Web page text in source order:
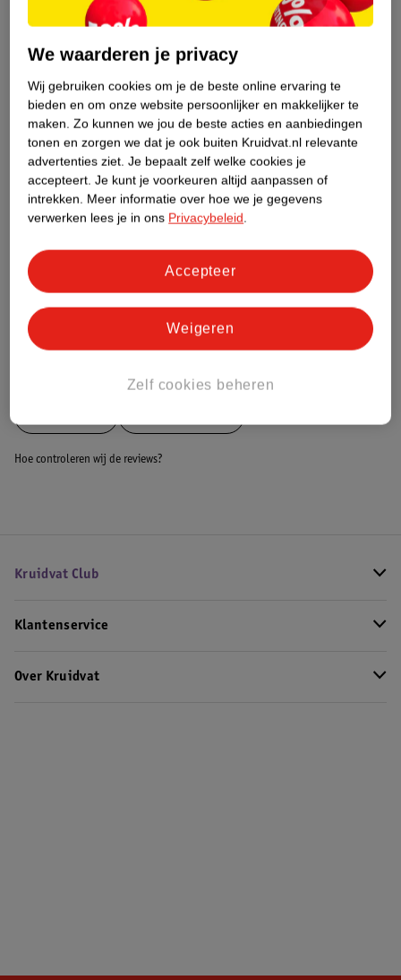
Over dit product
Productinformatie
Etiketinformatie
Nature Impact Score
Dit product heeft (nog) geen Nature
Impact Score.
Bestel & Bezorginformatie
Hoe controleren wij de reviews?
Kruidvat Club
Klantenservice
Over Kruidvat
We waarderen je privacy
Wij gebruiken cookies om je de beste online ervaring te
bieden en om onze website persoonlijker en makkelijker te
maken. Zo kunnen we jou de beste acties en aanbiedingen
tonen en zorgen we dat je ook buiten Kruidvat.nl relevante
advertenties ziet. Je bepaalt zelf welke cookies je
accepteert. Je kunt je voorkeuren altijd aanpassen of
intrekken. Meer informatie over hoe we je gegevens
verwerken lees je in ons Privacybeleid.
Zelf cookies beheren
Weigeren
Accepteer